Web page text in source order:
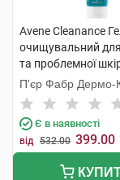
Avene Cleanance
очищувальний
та проблемної
1 флакон
П'єр Фабр Дермо-
Є в наявності
від 532.00 399.00